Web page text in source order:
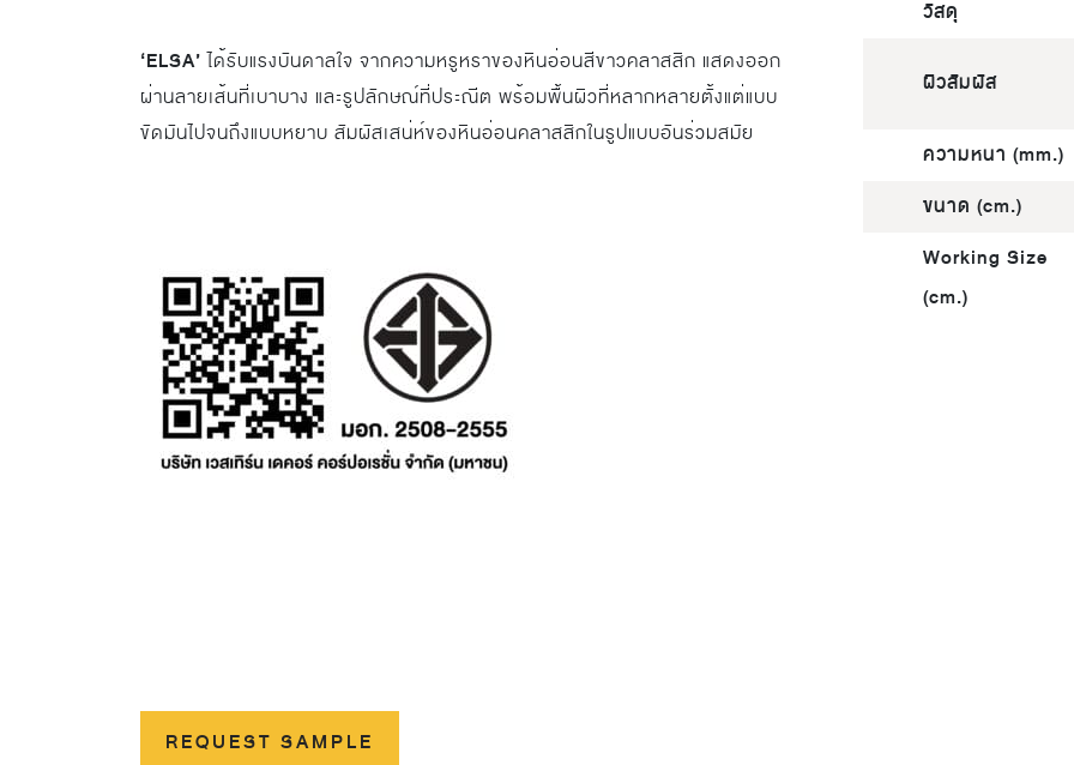
‘ELSA’ ได้รับแรงบันดาลใจ จากความหรูหราของหินอ่อนสีขาวคลาสสิก แสดงออก
ผ่านลายเส้นที่เบาบาง และรูปลักษณ์ที่ประณีต พร้อมพื้นผิวที่หลากหลายตั้งแต่แบบ
ขัดมันไปจนถึงแบบหยาบ สัมผัสเสน่ห์ของหินอ่อนคลาสสิกในรูปแบบอันร่วมสมัย
วัสดุ
ผิวสัมผัส
ความหนา (mm.)
ขนาด (cm.)
Working Size
(cm.)
REQUEST SAMPLE